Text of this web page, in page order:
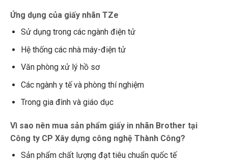
Ứng dụng của giấy nhãn TZe
Sử dụng trong các ngành điện tử
Hệ thống các nhà máy-điện tử
Văn phòng xử lý hồ sơ
Các ngành y tế và phòng thí nghiệm
Trong gia đình và giáo dục
Vì sao nên mua sản phẩm giấy in nhãn Brother tại
Công ty CP Xây dựng công nghệ Thành Công?
Sản phẩm chất lượng đạt tiêu chuẩn quốc tế